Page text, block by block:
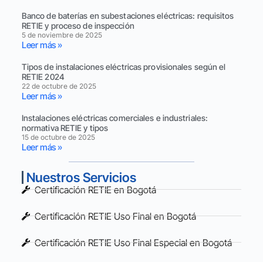
Banco de baterías en subestaciones eléctricas: requisitos
RETIE y proceso de inspección
5 de noviembre de 2025
Leer más »
Tipos de instalaciones eléctricas provisionales según el
RETIE 2024
22 de octubre de 2025
Leer más »
Instalaciones eléctricas comerciales e industriales:
normativa RETIE y tipos
15 de octubre de 2025
Leer más »
Nuestros Servicios
Certificación RETIE en Bogotá
Certificación RETIE Uso Final en Bogotá
Certificación RETIE Uso Final Especial en Bogotá